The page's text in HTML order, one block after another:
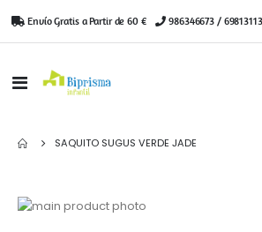
Envío Gratis a Partir de 60 € | 986346673 /
Toggle
SAQUITO SUGUS VERDE JADE
Saltar